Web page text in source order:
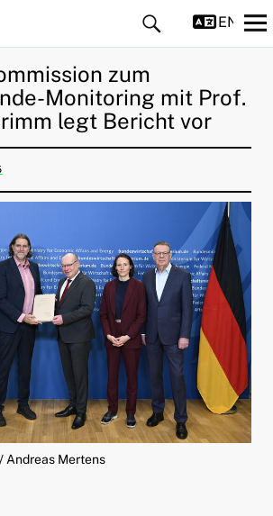
zum
Monitoring mit Prof.
legt Bericht vor
Andreas Mertens